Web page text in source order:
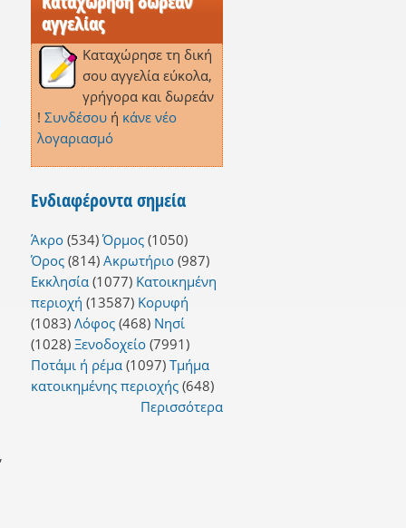
,
αγγελίας
Καταχώρησε τη δική
σου αγγελία εύκολα,
γρήγορα και δωρεάν
! Συνδέσουή κάνε νέο
λογαριασμό
Ενδιαφέροντα σημεία
Άκρο(534) Όρμος(1050)
Όρος(814) Ακρωτήριο(987)
Εκκλησία(1077) Κατοικημένη
περιοχή (13587) Κορυφή
(1083) Λόφος(468) Νησί
(1028) Ξενοδοχείο(7991)
Ποτάμι ή ρέμα(1097) Τμήμα
κατοικημένης περιοχής(648)
Περισσότερα